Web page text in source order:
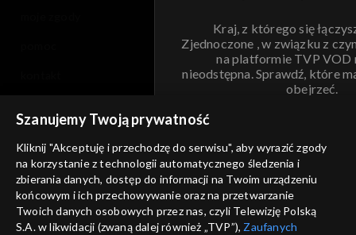
Kraj, z którego się
Zjednoczone , w związku z
na platformie TVP VOD
nieodstępna. Sprawdź, które
obejrzeć.
ANULUJ
informacje o dostawcy usług
Szanujemy Twoją prywatność
Kliknij "Akceptuję i przechodzę do serwisu", aby wyrazić zgody
na korzystanie z technologii automatycznego śledzenia i
zbierania danych, dostęp do informacji na Twoim urządzeniu
końcowym i ich przechowywanie oraz na przetwarzanie
Twoich danych osobowych przez nas, czyli Telewizję Polską
S.A. w likwidacji (zwaną dalej również „TVP”), Zaufanych